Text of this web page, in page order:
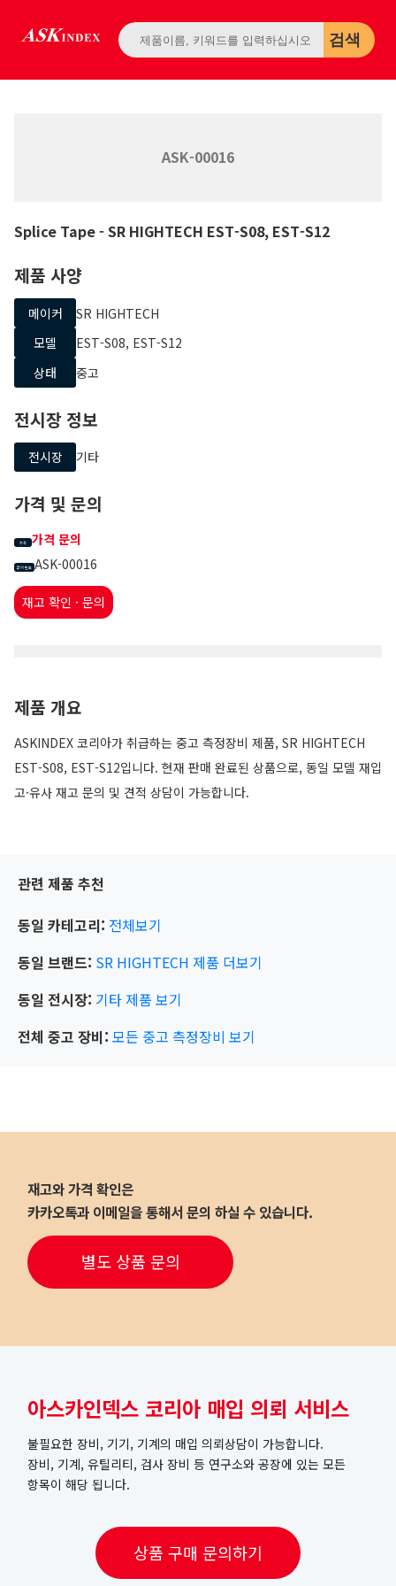
검색
ASK-00016
Splice Tape- SR HIGHTECH EST-S08, EST-S12
제품 사양
메이커
SR HIGHTECH
모델
EST-S08, EST-S12
상태
중고
전시장 정보
전시장 기타
가격 및 문의
가격 가격 문의
문의 번호 ASK-00016
재고 확인 · 문의
제품 개요
ASKINDEX 코리아가 취급하는 중고 측정장비 제품, SR HIGHTECH
EST-S08, EST-S12입니다. 현재 판매 완료된 상품으로, 동일 모델 재입
고·유사 재고 문의 및 견적 상담이 가능합니다.
관련 제품 추천
동일 카테고리: 전체보기
동일 브랜드: SR HIGHTECH 제품 더보기
동일 전시장: 기타제품 보기
전체 중고 장비: 모든 중고 측정장비 보기
재고와 가격 확인은
카카오톡과 이메일을 통해서 문의 하실 수 있습니다.
별도 상품 문의
아스카인덱스 코리아 매입 의뢰 서비스
불필요한 장비, 기기, 기계의 매입 의뢰상담이 가능합니다.
장비, 기계, 유틸리티, 검사 장비 등 연구소와 공장에 있는 모든
항목이 해당 됩니다.
상품 구매 문의하기